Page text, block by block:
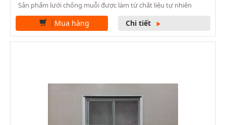
Sản phẩm lưới chống muỗi được làm từ chất liệu tự nhiên
Mua hàng Chi tiết